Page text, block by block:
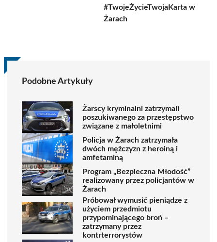
#TwojeŻycieTwojaKarta w
Żarach
Podobne Artykuły
Żarscy kryminalni zatrzymali
poszukiwanego za przestępstwo
związane z małoletnimi
Policja w Żarach zatrzymała
dwóch mężczyzn z heroiną i
amfetaminą
Program „Bezpieczna Młodość”
realizowany przez policjantów w
Żarach
Próbował wymusić pieniądze z
użyciem przedmiotu
przypominającego broń –
zatrzymany przez
kontrterrorystów